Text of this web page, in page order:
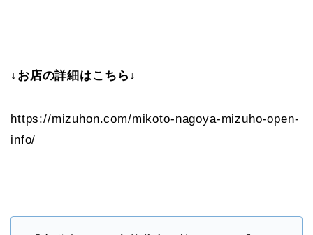
↓お店の詳細はこちら↓
https://mizuhon.com/mikoto-nagoya-mizuho-open-
info/